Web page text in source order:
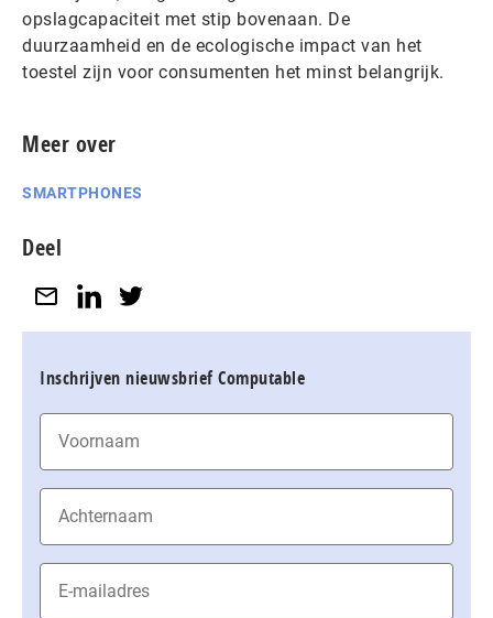
opslagcapaciteit met stip bovenaan. De
duurzaamheid en de ecologische impact van het
toestel zijn voor consumenten het minst belangrijk.
Meer over
SMARTPHONES
Deel
Inschrijven nieuwsbrief Computable